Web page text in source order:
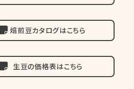
焙煎豆カタログはこちら
生豆の価格表はこちら